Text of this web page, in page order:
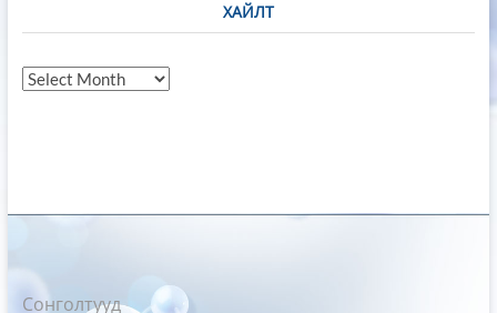
ХАЙЛТ
Хайлт
Сонголтууд